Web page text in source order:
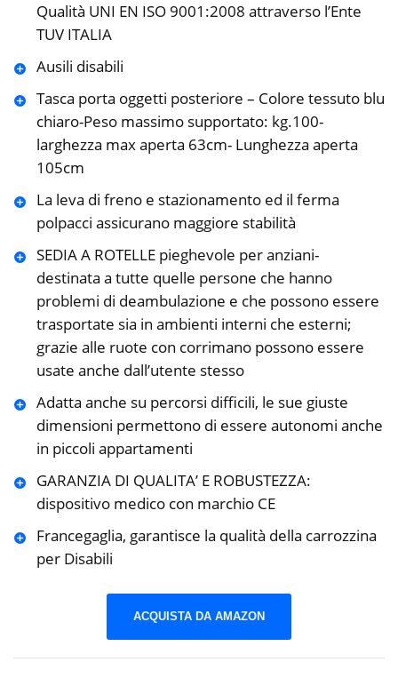
Qualità UNI EN ISO 9001:2008 attraverso l’Ente
TUV ITALIA
Ausili disabili
Tasca porta oggetti posteriore – Colore tessuto blu
chiaro-Peso massimo supportato: kg.100-
larghezza max aperta 63cm- Lunghezza aperta
105cm
La leva di freno e stazionamento ed il ferma
polpacci assicurano maggiore stabilità
SEDIA A ROTELLE pieghevole per anziani-
destinata a tutte quelle persone che hanno
problemi di deambulazione e che possono essere
trasportate sia in ambienti interni che esterni;
grazie alle ruote con corrimano possono essere
usate anche dall’utente stesso
Adatta anche su percorsi difficili, le sue giuste
dimensioni permettono di essere autonomi anche
in piccoli appartamenti
GARANZIA DI QUALITA’ E ROBUSTEZZA:
dispositivo medico con marchio CE
Francegaglia, garantisce la qualità della carrozzina
per Disabili
ACQUISTA DA AMAZON